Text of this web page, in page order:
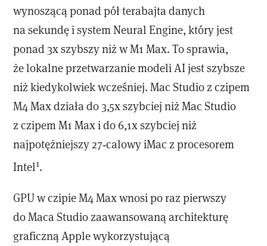
wynoszącą ponad pół terabajta danych
na sekundę i system Neural Engine, który jest
ponad 3x szybszy niż w M1 Max. To sprawia,
że lokalne przetwarzanie modeli AI jest szybsze
niż kiedykolwiek wcześniej. Mac Studio z czipem
M4 Max działa do 3,5x szybciej niż Mac Studio
z czipem M1 Max i do 6,1x szybciej niż
najpotężniejszy 27‑calowy iMac z procesorem
Intel1.
GPU w czipie M4 Max wnosi po raz pierwszy
do Maca Studio zaawansowaną architekturę
graficzną Apple wykorzystującą